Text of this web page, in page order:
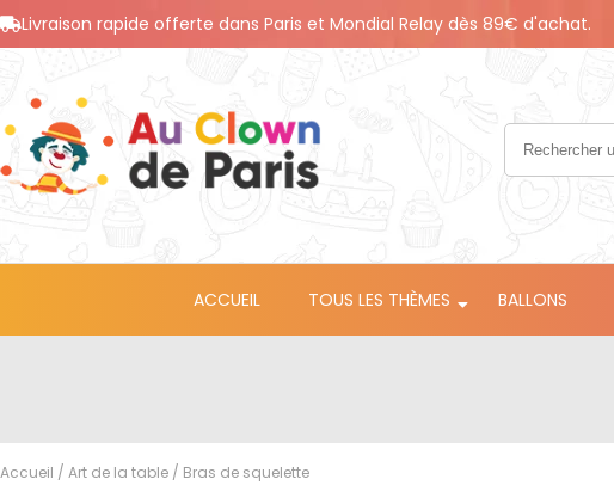
Livraison rapide offerte dans Paris et Mondial Relay dès 89€ d'achat.
ACCUEIL TOUS LES THÈMES BALLONS
Accueil / Art de la table / Bras de squelette